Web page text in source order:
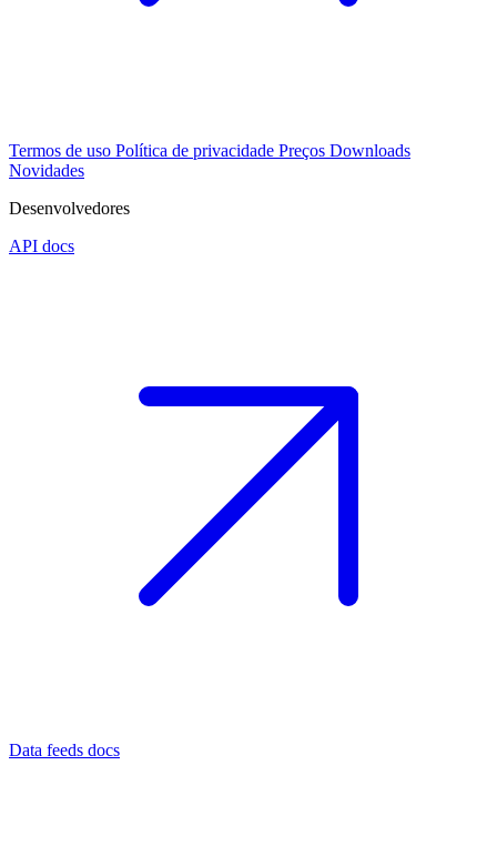
Termos de uso Política de privacidade Preços Downloads
Novidades
Desenvolvedores
API docs
Data feeds docs